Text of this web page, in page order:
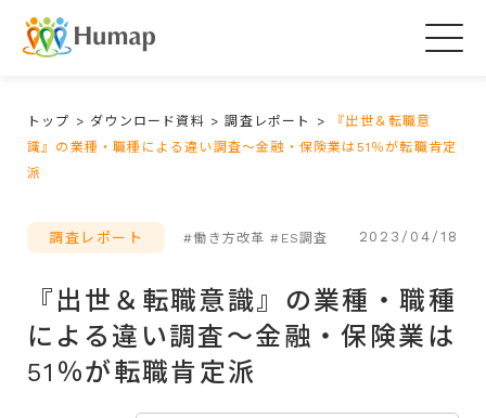
トップ > ダウンロード資料 >調査レポート >
『出世＆転職意
識』の業種・職種による違い調査～金融・保険業は51％が転職肯定
派
調査レポート #働き方改革 #ES調査 2023/04/18
『出世＆転職意識』の業種・職種
による違い調査～金融・保険業は
51％が転職肯定派